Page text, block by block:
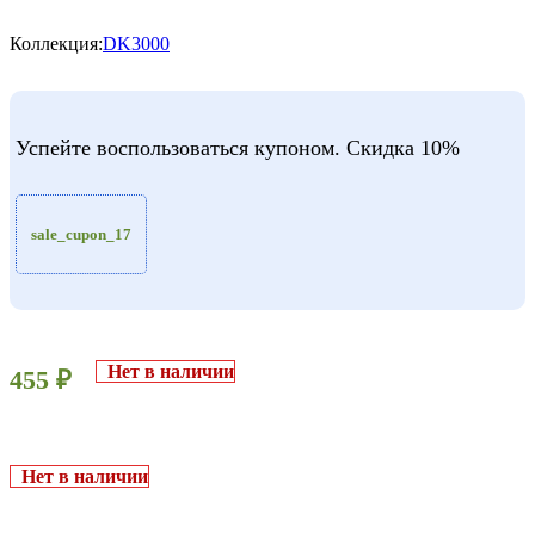
Коллекция:DK3000
Успейте воспользоваться купоном. Скидка 10%
sale_cupon_17
455 ₽ Нет в наличии
Нет в наличии